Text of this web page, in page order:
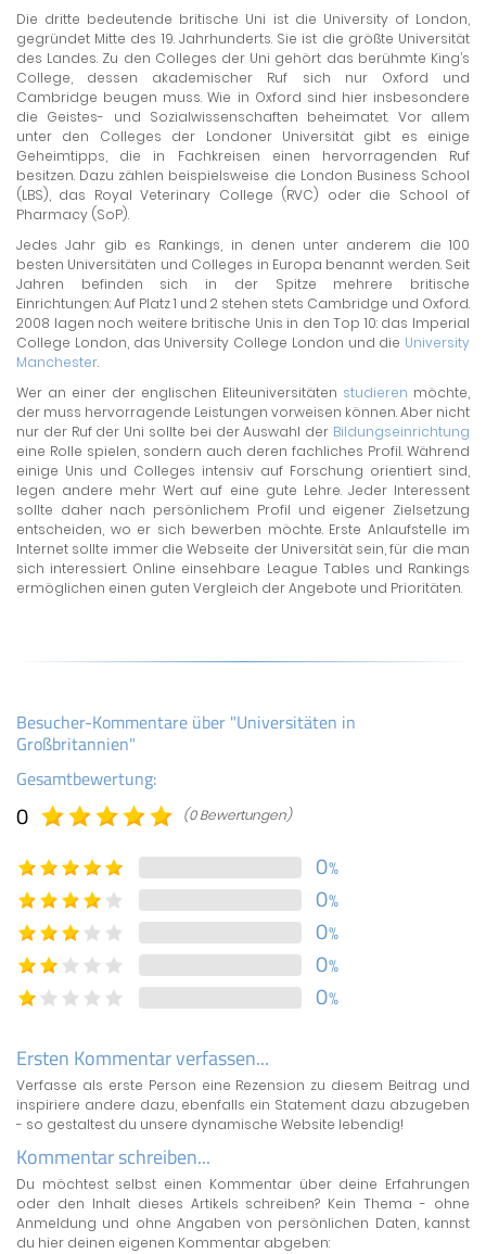
Die dritte bedeutende britische Uni ist die University of London,
gegründet Mitte des 19. Jahrhunderts. Sie ist die größte Universität
des Landes. Zu den Colleges der Uni gehört das berühmte King’s
College, dessen akademischer Ruf sich nur Oxford und
Cambridge beugen muss. Wie in Oxford sind hier insbesondere
die Geistes- und Sozialwissenschaften beheimatet. Vor allem
unter den Colleges der Londoner Universität gibt es einige
Geheimtipps, die in Fachkreisen einen hervorragenden Ruf
besitzen. Dazu zählen beispielsweise die London Business School
(LBS), das Royal Veterinary College (RVC) oder die School of
Pharmacy (SoP).
Jedes Jahr gib es Rankings, in denen unter anderem die 100
besten Universitäten und Colleges in Europa benannt werden. Seit
Jahren befinden sich in der Spitze mehrere britische
Einrichtungen: Auf Platz 1 und 2 stehen stets Cambridge und Oxford.
2008 lagen noch weitere britische Unis in den Top 10: das Imperial
College London, das University College London und die University
Manchester.
Wer an einer der englischen Eliteuniversitäten studieren möchte,
der muss hervorragende Leistungen vorweisen können. Aber nicht
nur der Ruf der Uni sollte bei der Auswahl der Bildungseinrichtung
eine Rolle spielen, sondern auch deren fachliches Profil. Während
einige Unis und Colleges intensiv auf Forschung orientiert sind,
legen andere mehr Wert auf eine gute Lehre. Jeder Interessent
sollte daher nach persönlichem Profil und eigener Zielsetzung
entscheiden, wo er sich bewerben möchte. Erste Anlaufstelle im
Internet sollte immer die Webseite der Universität sein, für die man
sich interessiert. Online einsehbare League Tables und Rankings
ermöglichen einen guten Vergleich der Angebote und Prioritäten.
Besucher-Kommentare über "Universitäten in
Großbritannien"
Gesamtbewertung:
0 (0 Bewertungen)
0%
0%
0%
0%
0%
Ersten Kommentar verfassen...
Verfasse als erste Person eine Rezension zu diesem Beitrag und
inspiriere andere dazu, ebenfalls ein Statement dazu abzugeben
- so gestaltest du unsere dynamische Website lebendig!
Kommentar schreiben...
Du möchtest selbst einen Kommentar über deine Erfahrungen
oder den Inhalt dieses Artikels schreiben? Kein Thema - ohne
Anmeldung und ohne Angaben von persönlichen Daten, kannst
du hier deinen eigenen Kommentar abgeben: